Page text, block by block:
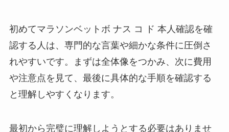
初めてマラソンベットボ ナス コ ド 本人確認を確
認する人は、専門的な言葉や細かな条件に圧倒さ
れやすいです。まずは全体像をつかみ、次に費用
や注意点を見て、最後に具体的な手順を確認する
と理解しやすくなります。
最初から完璧に理解しようとする必要はありませ